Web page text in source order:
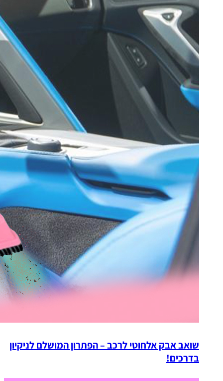
שואב אבק אלחוטי לרכב – הפתרון המושלם לניקיון
בדרכים!